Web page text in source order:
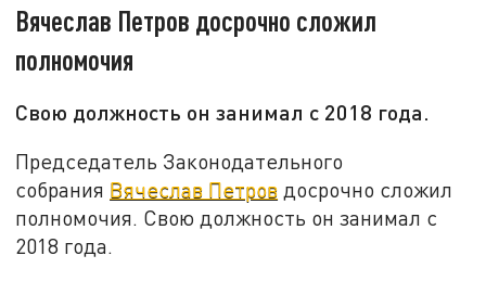
Вячеслав Петров досрочно сложил
полномочия
Свою должность он занимал с 2018 года.
Председатель Законодательного
собрания Вячеслав Петров досрочно сложил
полномочия. Свою должность он занимал с
2018 года.